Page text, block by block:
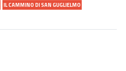
IL CAMMINO DI SAN GUGLIELMO